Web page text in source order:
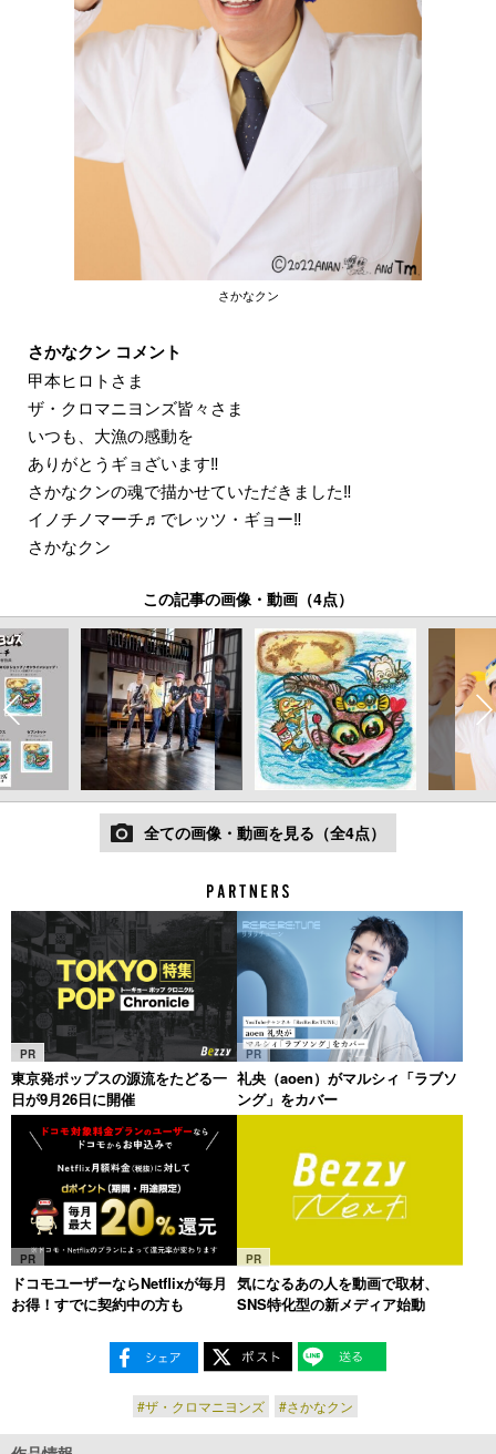
さかなクン
さかなクン コメント
甲本ヒロトさま
ザ・クロマニヨンズ皆々さま
いつも、大漁の感動を
ありがとうギョざいます‼︎
さかなクンの魂で描かせていただきました‼︎
イノチノマーチ♬でレッツ・ギョー‼︎
さかなクン
この記事の画像・動画（4点）
全ての画像・動画を見る（全4点）
PR
東京発ポップスの源流をたどる一
日が9月26日に開催
PR
礼央（aoen）がマルシィ「ラブソ
ング」をカバー
PR
ドコモユーザーならNetflixが毎月
お得！すでに契約中の方も
PR
気になるあの人を動画で取材、
SNS特化型の新メディア始動
#ザ・クロマニヨンズ #さかなクン